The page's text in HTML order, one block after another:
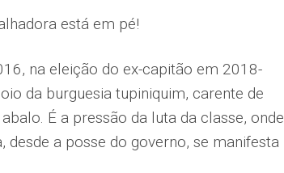
está em pé!
na eleição do ex-capitão em 2018-
da burguesia tupiniquim, carente de
É a pressão da luta da classe, onde
des­de a posse do governo, se manifesta